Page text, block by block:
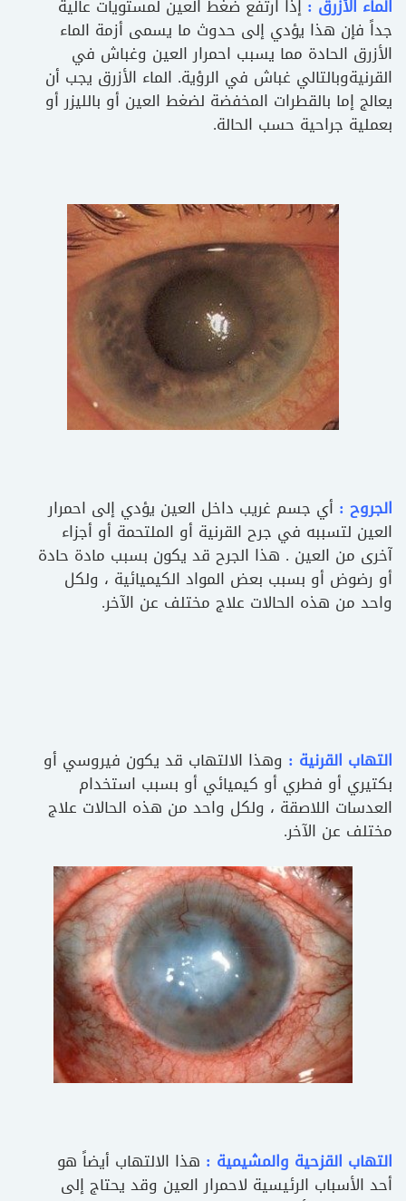
الماء الأزرق : إذا ارتفع ضغط العين لمستويات عالية
جداً فإن هذا يؤدي إلى حدوث ما يسمى أزمة الماء
الأزرق الحادة مما يسبب احمرار العين وغباش في
القرنيةوبالتالي غباش في الرؤية. الماء الأزرق يجب أن
يعالج إما بالقطرات المخفضة لضغط العين أو بالليزر أو
بعملية جراحية حسب الحالة.
الجروح : أي جسم غريب داخل العين يؤدي إلى احمرار
العين لتسببه في جرح القرنية أو الملتحمة أو أجزاء
آخرى من العين . هذا الجرح قد يكون بسبب مادة حادة
أو رضوض أو بسبب بعض المواد الكيميائية ، ولكل
واحد من هذه الحالات علاج مختلف عن الآخر.
التهاب القرنية : وهذا الالتهاب قد يكون فيروسي أو
بكتيري أو فطري أو كيميائي أو بسبب استخدام
العدسات اللاصقة ، ولكل واحد من هذه الحالات علاج
مختلف عن الآخر.
التهاب القزحية والمشيمية : هذا الالتهاب أيضاً هو
أحد الأسباب الرئيسية لاحمرار العين وقد يحتاج إلى